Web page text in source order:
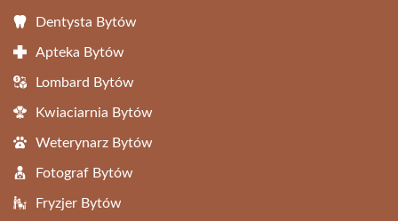
Dentysta Bytów
Apteka Bytów
Lombard Bytów
Kwiaciarnia Bytów
Weterynarz Bytów
Fotograf Bytów
Fryzjer Bytów